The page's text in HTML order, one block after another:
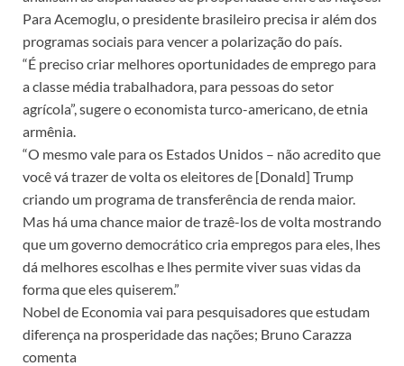
Para Acemoglu, o presidente brasileiro precisa ir além dos
programas sociais para vencer a polarização do país.
“É preciso criar melhores oportunidades de emprego para
a classe média trabalhadora, para pessoas do setor
agrícola”, sugere o economista turco-americano, de etnia
armênia.
“O mesmo vale para os Estados Unidos – não acredito que
você vá trazer de volta os eleitores de [Donald] Trump
criando um programa de transferência de renda maior.
Mas há uma chance maior de trazê-los de volta mostrando
que um governo democrático cria empregos para eles, lhes
dá melhores escolhas e lhes permite viver suas vidas da
forma que eles quiserem.”
Nobel de Economia vai para pesquisadores que estudam
diferença na prosperidade das nações; Bruno Carazza
comenta